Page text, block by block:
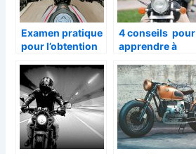
Examen pratique
pour l’obtention
: comment le
réussir ?
4 conseils pour
apprendre à
moto